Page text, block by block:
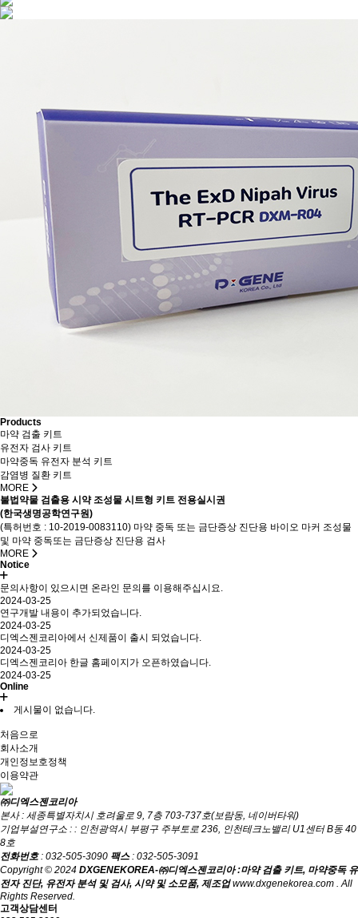
Products
마약 검출 키트
유전자 검사 키트
마약중독 유전자 분석 키트
감염병 질환 키트
MORE
불법약물 검출용 시약 조성물 시트형 키트 전용실시권
(한국생명공학연구원)
(특허번호 : 10-2019-0083110) 마약 중독 또는 금단증상 진단용 바이오 마커 조성물
및 마약 중독또는 금단증상 진단용 검사
MORE
Notice
문의사항이 있으시면 온라인 문의를 이용해주십시요.
2024-03-25
연구개발 내용이 추가되었습니다.
2024-03-25
디엑스젠코리아에서 신제품이 출시 되었습니다.
2024-03-25
디엑스젠코리아 한글 홈페이지가 오픈하였습니다.
2024-03-25
Online
게시물이 없습니다.
처음으로
회사소개
개인정보호정책
이용약관
㈜디엑스젠코리아
본사 : 세종특별자치시 호려울로 9, 7층 703-737호(보람동, 네이버타워)
기업부설연구소 : : 인천광역시 부평구 주부토로 236, 인천테크노밸리 U1센터 B동 40
8호
전화번호: 032-505-3090 팩스: 032-505-3091
Copyright © 2024 DXGENEKOREA-㈜디엑스젠코리아 :마약 검출 키트, 마약중독 유
전자 진단, 유전자 분석 및 검사, 시약 및 소모품, 제조업www.dxgenekorea.com . All
Rights Reserved.
고객상담센터